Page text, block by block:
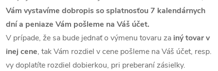
Vám vystavíme dobropis so splatnosťou 7 kalendárnych
dní a peniaze Vám pošleme na Váš účet.
V prípade, že sa bude jednať o výmenu tovaru za iný tovar v
inej cene, tak Vám rozdiel v cene pošleme na Váš účet, resp.
vy doplatíte rozdiel dobierkou, pri preberaní zásielky.